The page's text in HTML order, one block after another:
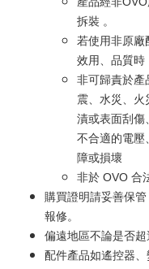
拆裝 。
若使用非原廠
效用、品質時
非可歸責於產
震、水災、
漬或表面刮傷
不合適的電壓
障或損壞
非於 OVO 合
購買證明請妥善保
報修。
偏遠地區不論是否超
配件產品如遙控器